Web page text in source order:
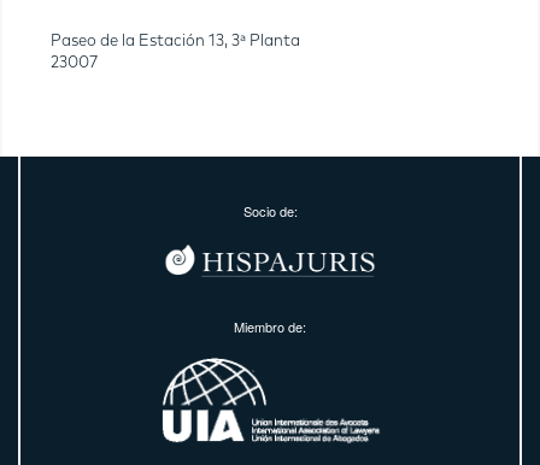
Paseo de la Estación 13, 3ª Planta
23007
Socio de:
Miembro de: